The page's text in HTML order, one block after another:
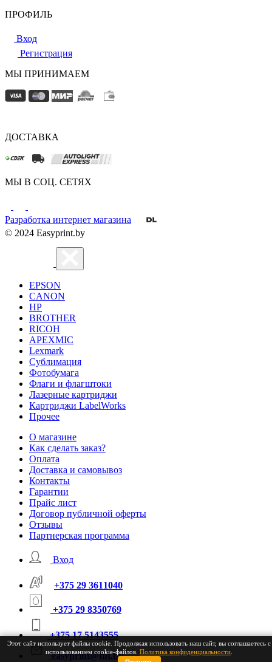
ПРОФИЛЬ
Вход
Регистрация
МЫ ПРИНИМАЕМ
ДОСТАВКА
МЫ В СОЦ. СЕТЯХ
Разработка интернет магазина
© 2024 Easyprint.by
EPSON
CANON
HP
BROTHER
RICOH
APEXMIC
Lexmark
Сублимация
Фотобумага
Флаги и флагштоки
Лазерные картриджи
Картриджи LabelWorks
Прочее
О магазине
Как сделать заказ?
Оплата
Доставка и самовывоз
Контакты
Гарантии
Прайс лист
Договор публичной оферты
Отзывы
Партнерская программа
Вход
+375 29 3611040
+375 29 8350769
+375 17 5143555
easyprint@tut.by
Этот сайт использует файлы cookie. Продолжая использовать наш сайт, вы соглашаетесь с
использованием cookie-файлов. Политика конфиденциальности